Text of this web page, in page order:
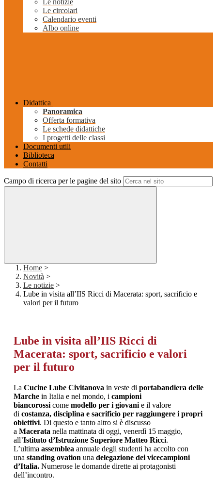
Le notizie
Le circolari
Calendario eventi
Albo online
Didattica
Panoramica
Offerta formativa
Le schede didattiche
I progetti delle classi
Documenti utili
Biblioteca
Contatti
Campo di ricerca per le pagine del sito
Home >
Novità >
Le notizie >
Lube in visita all’IIS Ricci di Macerata: sport, sacrificio e
valori per il futuro
Lube in visita all’IIS Ricci di
Macerata: sport, sacrificio e valori
per il futuro
La Cucine Lube Civitanova in veste di portabandiera delle
Marche in Italia e nel mondo, i campioni
biancorossi come modello per i giovani e il valore
di costanza, disciplina e sacrificio per raggiungere i propri
obiettivi. Di questo e tanto altro si è discusso
a Macerata nella mattinata di oggi, venerdì 15 maggio,
all’Istituto d’Istruzione Superiore Matteo Ricci.
L’ultima assemblea annuale degli studenti ha accolto con
una standing ovation una delegazione dei vicecampioni
d’Italia. Numerose le domande dirette ai protagonisti
dell’incontro.